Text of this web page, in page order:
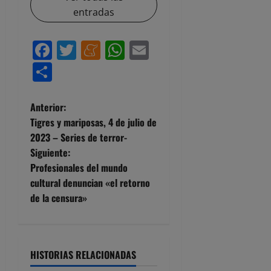
entradas
Facebook
Twitter
Meneame
WhatsApp
N
a
v
e
c
Anterior:
Tigres y mariposas, 4 de julio de
2023 – Series de terror-
Siguiente:
Profesionales del mundo
cultural denuncian «el retorno
de la censura»
HISTORIAS RELACIONADAS